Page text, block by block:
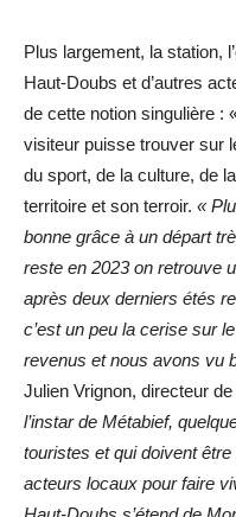
Plus largement, la station,
Haut-Doubs et d’autres
de cette notion singulière :
visiteur puisse trouver sur
du sport, de la culture, de
territoire et son terroir. «
bonne grâce à un départ
reste en 2023 on retrouve
après deux derniers étés
c’est un peu la cerise sur
revenus et nous avons vu
Julien Vrignon, directeur
l’instar de Métabief,
touristes et qui doivent
acteurs locaux pour faire